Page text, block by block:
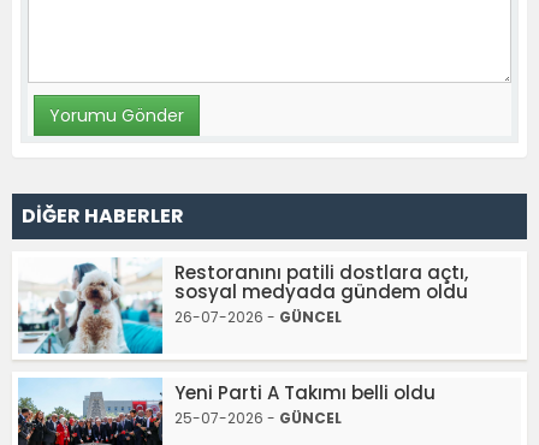
DİĞER HABERLER
Restoranını patili dostlara açtı,
sosyal medyada gündem oldu
26-07-2026 - GÜNCEL
Yeni Parti A Takımı belli oldu
25-07-2026 - GÜNCEL